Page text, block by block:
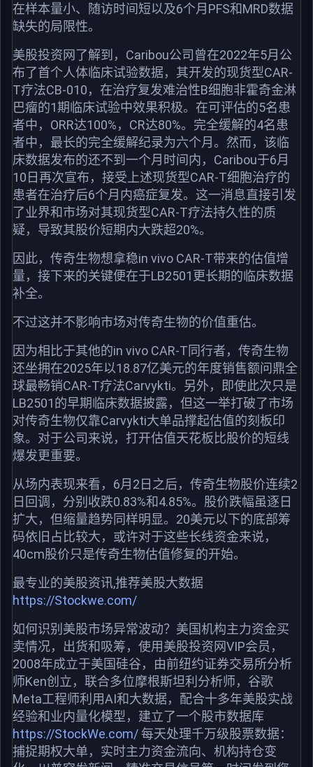
在样本量小、随访时间短以及6个月PFS和MRD数据
缺失的局限性。
美股投资网了解到，Caribou公司曾在2022年5月公
布了首个人体临床试验数据，其开发的现货型CAR-
T疗法CB-010，在治疗复发难治性B细胞非霍奇金淋
巴瘤的1期临床试验中效果积极。在可评估的5名患
者中，ORR达100%，CR达80%。完全缓解的4名患
者中，最长的完全缓解纪录为六个月。然而，该临
床数据发布的还不到一个月时间内，Caribou于6月
10日再次宣布，接受上述现货型CAR-T细胞治疗的
患者在治疗后6个月内癌症复发。这一消息直接引发
了业界和市场对其现货型CAR-T疗法持久性的质
疑，导致其股价短期内大跌超20%。
因此，传奇生物想拿稳in vivo CAR-T带来的估值增
量，接下来的关键便在于LB2501更长期的临床数据
补全。
不过这并不影响市场对传奇生物的价值重估。
因为相比于其他的in vivo CAR-T同行者，传奇生物
还坐拥在2025年以18.87亿美元的年度销售额问鼎全
球最畅销CAR-T疗法Carvykti。另外，即使此次只是
LB2501的早期临床数据披露，但这一举打破了市场
对传奇生物仅靠Carvykti大单品撑起估值的刻板印
象。对于公司来说，打开估值天花板比股价的短线
爆发更重要。
从场内表现来看，6月2日之后，传奇生物股价连续2
日回调，分别收跌0.83%和4.85%。股价跌幅虽逐日
扩大，但缩量趋势同样明显。20美元以下的底部筹
码依旧占比较大，或许对于这些长线资金来说，
40cm股价只是传奇生物估值修复的开始。
最专业的美股资讯,推荐美股大数据
https://Stockwe.com/
如何识别美股市场异常波动？美国机构主力资金买
卖情况，出货和吸筹，使用美股投资网VIP会员，
2008年成立于美国硅谷，由前纽约证券交易所分析
师Ken创立，联合多位摩根斯坦利分析师，谷歌
Meta工程师利用AI和大数据，配合十多年美股实战
经验和业内量化模型，建立了一个股市数据库
https://StockWe.com/每天处理千万级股票数据：
捕捉期权大单，实时主力资金流向、机构持仓变